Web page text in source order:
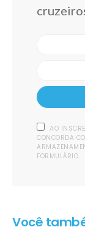
AO
CONCORDA
FORMULÁRIO.
Você